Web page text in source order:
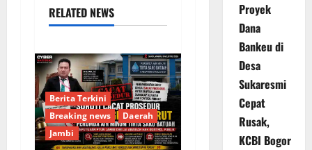
RELATED NEWS
Berita Terkini
Breaking news
Daerah
Jambi
Proyek
Dana
Bankeu di
Desa
Sukaresmi
Cepat
Rusak,
KCBI Bogor